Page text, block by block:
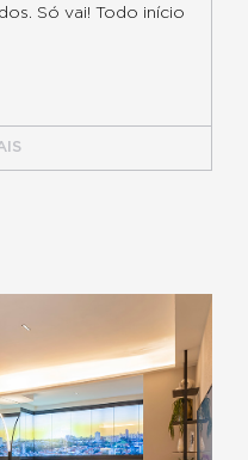
Só vai! Todo início